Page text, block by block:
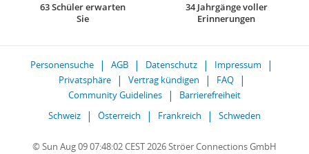
63 Schüler erwarten
Sie
34 Jahrgänge voller
Erinnerungen
Personensuche AGB Datenschutz
Impressum
Privatsphäre
Vertrag kündigen
FAQ
Community Guidelines
Barrierefreiheit
Schweiz
Österreich Frankreich Schweden
© Sun Aug 09 07:48:02 CEST 2026 Ströer Connections GmbH